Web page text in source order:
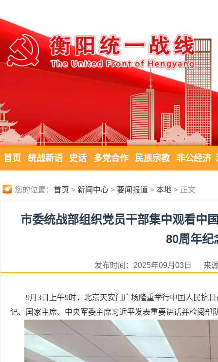
首页 统战新语 史话 多党合作 民族宗教 非公经济
您的位置： 首页 > 新闻中心 > 要闻报道 > 本地 > 正文
市委统战部组织党员干部集中观看中
80周年纪
发布时间：2025年09月03日 来
9月3日上午9时，北京天安门广场隆重举行中国人民抗
记、国家主席、中央军委主席习近平发表重要讲话并检阅部